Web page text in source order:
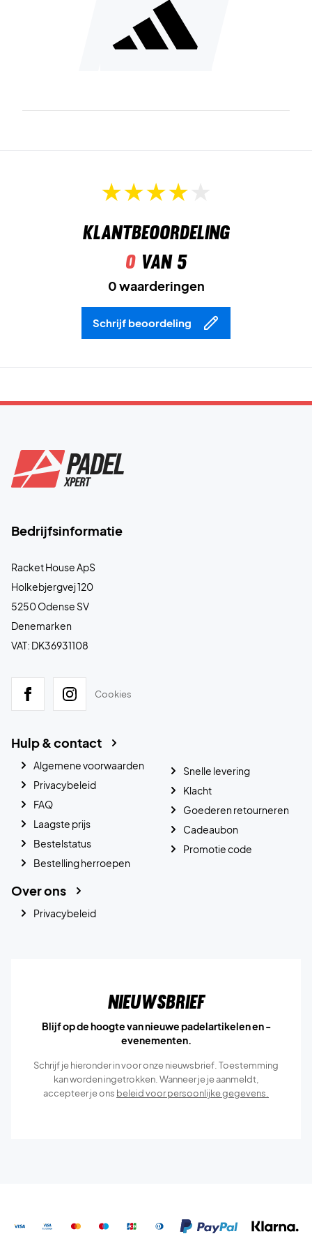
Klantbeoordeling
0van 5
0 waarderingen
Schrijf beoordeling
Bedrijfsinformatie
Racket House ApS
Holkebjergvej 120
5250 Odense SV
Denemarken
VAT: DK36931108
Cookies
Hulp & contact
Algemene voorwaarden
Privacybeleid
FAQ
Laagste prijs
Bestelstatus
Bestelling herroepen
Snelle levering
Klacht
Goederen retourneren
Cadeaubon
Promotie code
Over ons
Privacybeleid
Nieuwsbrief
Blijf op de hoogte van nieuwe padelartikelen en -
evenementen.
Schrijf je hieronder in voor onze nieuwsbrief. Toestemming
kan worden ingetrokken. Wanneer je je aanmeldt,
accepteer je ons beleid voor persoonlijke gegevens.